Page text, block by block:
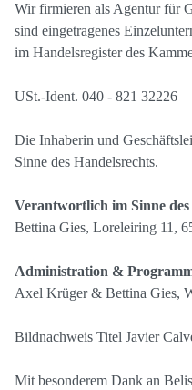
Wir firmieren als Agentur für
sind eingetragenes
im Handelsregister des
USt.-Ident. 040 - 821 32226
Die Inhaberin und
Sinne des Handelsrechts.
Verantwortlich im Sinne des
Bettina Gies, Loreleiring 11,
Administration &
Axel Krüger & Bettina Gies,
Bildnachweis Titel Javier
Mit besonderem Dank an